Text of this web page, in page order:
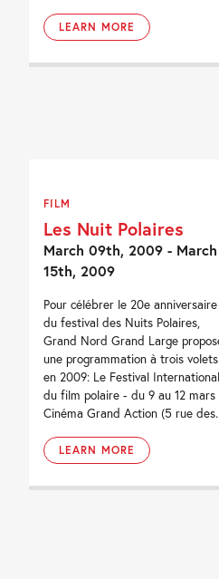
LEARN MORE
FILM
Les Nuit Polaires
March 09th, 2009 - March
15th, 2009
Pour célébrer le 20e anniversaire
du festival des Nuits Polaires,
Grand Nord Grand Large
une programmation à trois volets
en 2009: Le Festival International
du film polaire - du 9 au 12 mars
Cinéma Grand Action (5 rue
LEARN MORE